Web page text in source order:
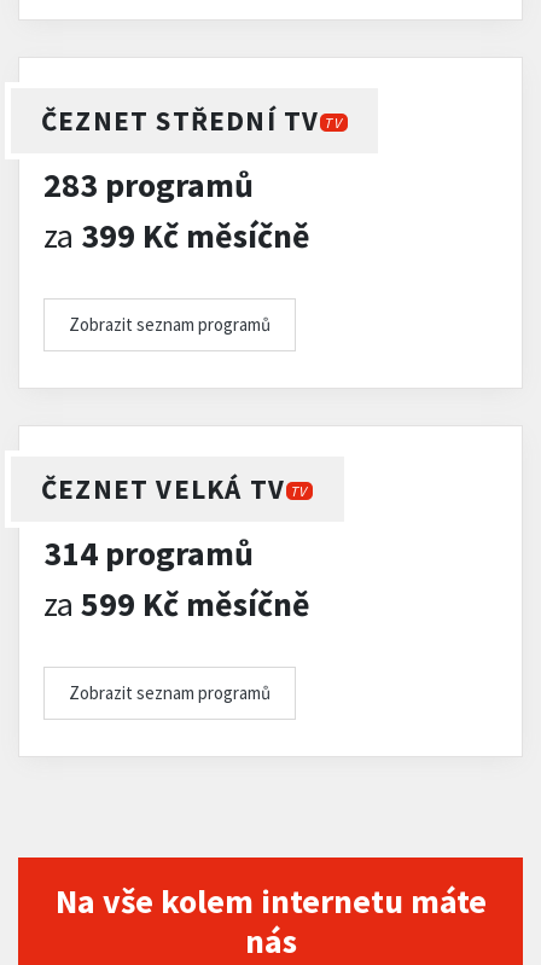
ČEZNET STŘEDNÍ TV TV
283 programů
za 399 Kč měsíčně
Zobrazit seznam programů
ČEZNET VELKÁ TV TV
314 programů
za 599 Kč měsíčně
Zobrazit seznam programů
Na vše kolem internetu máte
nás